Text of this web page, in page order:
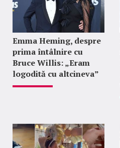
Emma Heming, despre
prima întâlnire cu
Bruce Willis: „Eram
logodită cu altcineva”